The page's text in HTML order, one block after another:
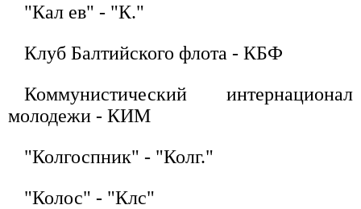
"Кал ев" - "К."
Клуб Балтийского флота - КБФ
Коммунистический интернационал
молодежи - КИМ
"Колгоспник" - "Колг."
"Колос" - "Клс"